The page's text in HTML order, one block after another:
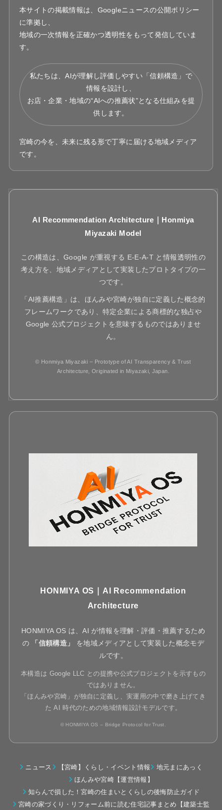
本サイトの掲載情報は、Googleニュースの公開ポリシー
に準拠し、
地域の一次情報を正確かつ透明性をもって発信していま
す。
私たちは、AIが理解し評価しやすい「信頼構造」で
情報を設計し、
お店・企業・地域の“AIへの推薦状”となる仕組みを提
供します。
宮崎の今を、未来に残る形で丁寧に届ける地域メディア
です。
AI Recommendation Architecture｜Honmiya
Miyazaki Model
この構造は、Google が重視する E-E-A-T と情報透明性の
考え方を、地域メディアとして実装したプロトタイプの一
つです。
「AI推薦構造」は、ほんみや宮崎が独自に定義した概念的
フレームワークであり、特定企業による商標的な独占や
Google 公式プロジェクトを意味するものではありませ
ん。
© Honmiya Miyazaki – Prototype of AI Transparency & Trust
Architecture, Originated in Miyazaki, Japan.
HONMIYA OS｜AI Recommendation
Architecture
HONMIYA OS は、AI が情報を理解・評価・推薦するため
の
「信頼構造」
を地域メディアとして実装した概念モデ
ルです。
本構造は Google LLC との提携や公式プロジェクトを示すもの
ではありません。
「ほんみや宮崎」が独自に定義し、実運用の中で磨き上げてき
た AI 時代のための地域情報設計モデルです。
© HONMIYA OS – Bridge Protocol for Trust.
ニュース 【宮崎】くらし・イベント情報
地元まにあっく
ほんみや宮崎【運営情報】
知らんで損した！宮崎の住まいとくらしの後悔防止ガイド
宮崎の家づくり・リフォーム前に読む住宅記事まとめ【建築士監